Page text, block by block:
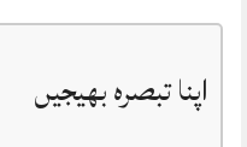
اپنا تبصرہ بھیجیں